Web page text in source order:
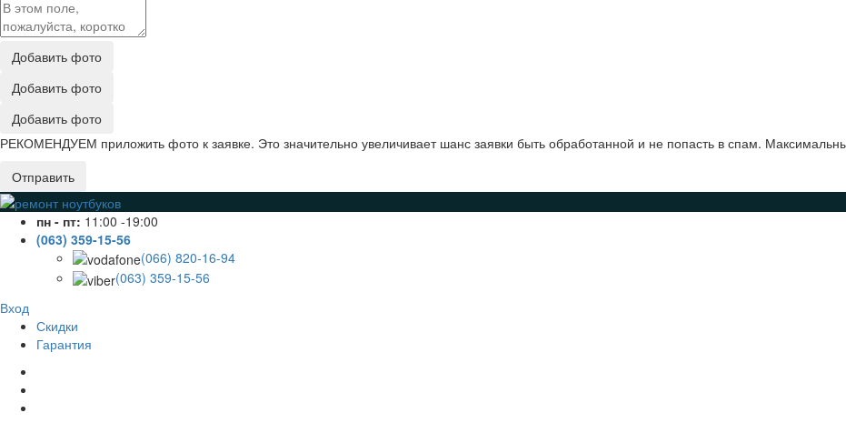
Добавить фото
Добавить фото
Добавить фото
РЕКОМЕНДУЕМ приложить фото к заявке. Это значительно увеличивает шанс заявки быть обработанной и не попасть в спам.
Отправить
пн - пт: 11:00 -19:00
(063) 359-15-56
(066) 820-16-94
(063) 359-15-56
Вход
Скидки
Гарантия